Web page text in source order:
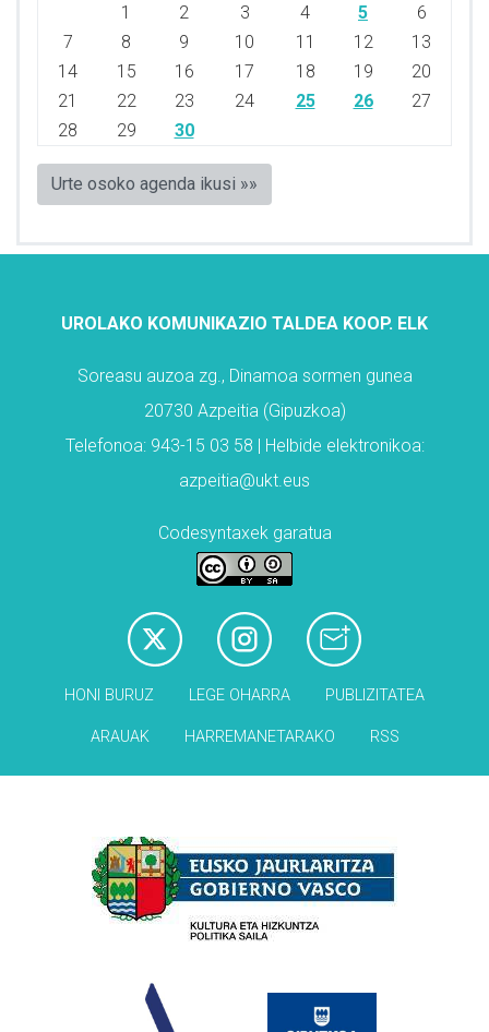
1
2 3 4 5
6
7
8 9 10 11 12
13
14
15 16 17 18 19
20
21
22 23 24 25 26
27
28
29 30
Urte osoko agenda ikusi »»
UROLAKO KOMUNIKAZIO TALDEA KOOP. ELK
Soreasu auzoa zg., Dinamoa sormen gunea
20730 Azpeitia (Gipuzkoa)
Telefonoa: 943-15 03 58 | Helbide elektronikoa:
azpeitia@ukt.eus
Codesyntaxek garatua
HONI BURUZ LEGE OHARRA PUBLIZITATEA
ARAUAK HARREMANETARAKO RSS